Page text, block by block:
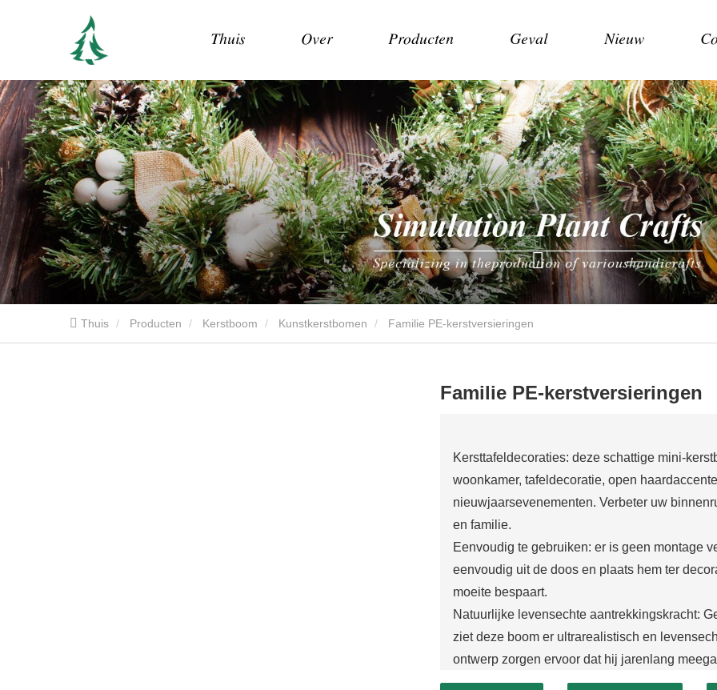
Thuis Over Producten Geval Nieuw
Thuis Producten Kerstboom Kunstkerstbomen Familie PE-kerstversieringen
Familie PE-kerstversieringen
Kersttafeldecoraties: deze schattige mini-
woonkamer, tafeldecoratie, open
nieuwjaarsevenementen. Verbeter uw
en familie.
Eenvoudig te gebruiken: er is geen montage
eenvoudig uit de doos en plaats hem ter
moeite bespaart.
Natuurlijke levensechte aantrekkingskracht:
ziet deze boom er ultrarealistisch en
ontwerp zorgen ervoor dat hij jarenlang
je kerstdorp.